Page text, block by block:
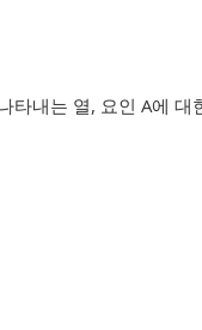
타내는 열, 요인 A에 대